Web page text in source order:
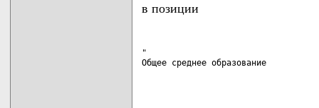
в позиции
"
Общее среднее образование